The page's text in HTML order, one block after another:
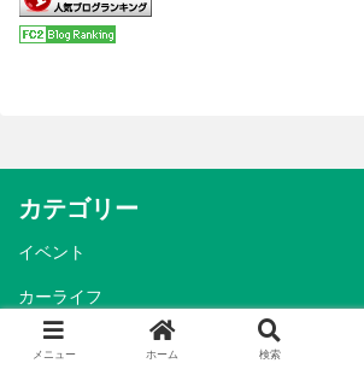
カテゴリー
イベント
カーライフ
キャンプグッズ
メニュー ホーム 検索